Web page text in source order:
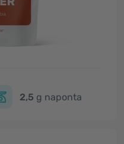
2,5 g naponta